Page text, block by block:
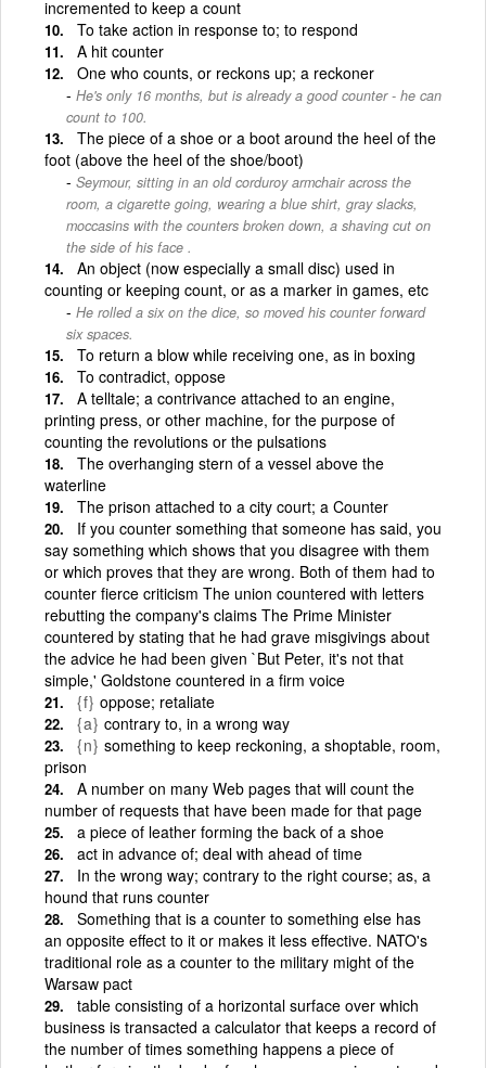
incremented to keep a count
To take action in response to; to respond
A hit counter
One who counts, or reckons up; a reckoner
He's only 16 months, but is already a good counter - he can
count to 100.
The piece of a shoe or a boot around the heel of the
foot (above the heel of the shoe/boot)
Seymour, sitting in an old corduroy armchair across the
room, a cigarette going, wearing a blue shirt, gray slacks,
moccasins with the counters broken down, a shaving cut on
the side of his face .
An object (now especially a small disc) used in
counting or keeping count, or as a marker in games, etc
He rolled a six on the dice, so moved his counter forward
six spaces.
To return a blow while receiving one, as in boxing
To contradict, oppose
A telltale; a contrivance attached to an engine,
printing press, or other machine, for the purpose of
counting the revolutions or the pulsations
The overhanging stern of a vessel above the
waterline
The prison attached to a city court; a Counter
If you counter something that someone has said, you
say something which shows that you disagree with them
or which proves that they are wrong. Both of them had to
counter fierce criticism The union countered with letters
rebutting the company's claims The Prime Minister
countered by stating that he had grave misgivings about
the advice he had been given `But Peter, it's not that
simple,' Goldstone countered in a firm voice
{f} oppose; retaliate
{a} contrary to, in a wrong way
{n} something to keep reckoning, a shoptable, room,
prison
A number on many Web pages that will count the
number of requests that have been made for that page
a piece of leather forming the back of a shoe
act in advance of; deal with ahead of time
In the wrong way; contrary to the right course; as, a
hound that runs counter
Something that is a counter to something else has
an opposite effect to it or makes it less effective. NATO's
traditional role as a counter to the military might of the
Warsaw pact
table consisting of a horizontal surface over which
business is transacted a calculator that keeps a record of
the number of times something happens a piece of